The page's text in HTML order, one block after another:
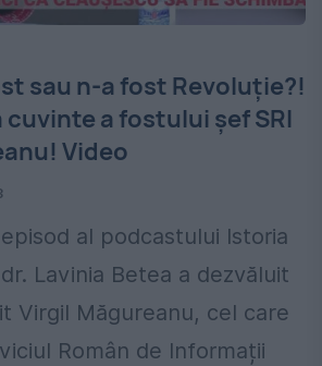
sau n-a fost Revoluție?!
a fostului șef SRI
Video
al podcastului Istoria
Lavinia Betea a dezvăluit
Virgil Măgureanu, cel care
Român de Informații